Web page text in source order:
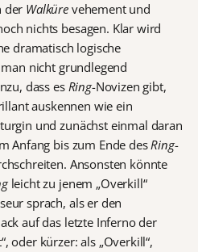
der Walküre vehement und
nichts besagen. Klar wird
dramatisch logische
nicht grundlegend
dass es Ring-Novizen gibt,
auskennen wie ein
und zunächst einmal daran
Anfang bis zum Ende desRing-
Ansonsten könnte
leicht zu jenem „Overkill“
sprach, als er den
auf das letzte Inferno der
oder kürzer: als „Overkill“,